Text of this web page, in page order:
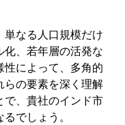
単なる人口規模だけ
、若年層の活発な
によって、多角的
らの要素を深く理解
で、貴社のインド市
でしょう。